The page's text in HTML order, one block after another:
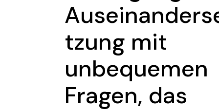
tzung mit
unbequemen
Fragen, das